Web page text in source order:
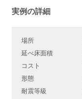
実例の詳細
場所
延べ床面積
コスト
形態
耐震等級